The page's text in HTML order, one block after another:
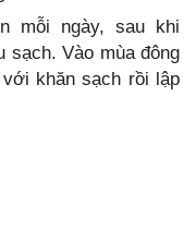
mỗi ngày, sau khi
sạch. Vào mùa đông
khăn sạch rồi lập